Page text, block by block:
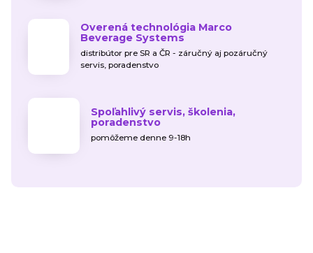
Overená technológia Marco
Beverage Systems
distribútor pre SR a ČR - záručný aj pozáručný
servis, poradenstvo
Spoľahlivý servis, školenia,
poradenstvo
pomôžeme denne 9-18h